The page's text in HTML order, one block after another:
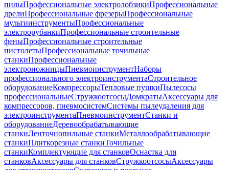
пилыПрофессиональные электролобзикиПрофессиональные
дрелиПрофессиональные фрезерыПрофессиональные
мультиинструментыПрофессиональные
электрорубанкиПрофессиональные строительные
феныПрофессиональные строительные
пистолетыПрофессиональные точильные
станкиПрофессиональные
электроножницыПневмоинструментНаборы
профессионального электроинструментаСтроительное
оборудованиеКомпрессорыТепловые пушкиПылесосы
профессиональныеСтружкоотсосыДомкратыАксессуары для
компрессоров, пневмосистемСистемы пылеудаления для
электроинструментаПневмоинструментСтанки и
оборудованиеДеревообрабатывающие
станкиЛенточнопильные станкиМеталлообрабатывающие
станкиПлиткорезные станкиТочильные
станкиКомплектующие для станковОснастка для
станковАксессуары для станковСтружкоотсосыАксессуары